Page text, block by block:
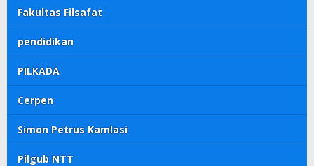
Fakultas Filsafat
pendidikan
PILKADA
Cerpen
Simon Petrus Kamlasi
Pilgub NTT